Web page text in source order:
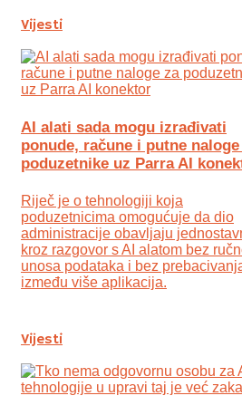
Vijesti
AI alati sada mogu izrađivati
ponude, račune i putne naloge
poduzetnike uz Parra AI
Riječ je o tehnologiji koja
poduzetnicima omogućuje da dio
administracije obavljaju
kroz razgovor s AI alatom bez
unosa podataka i bez
između više aplikacija.
Vijesti